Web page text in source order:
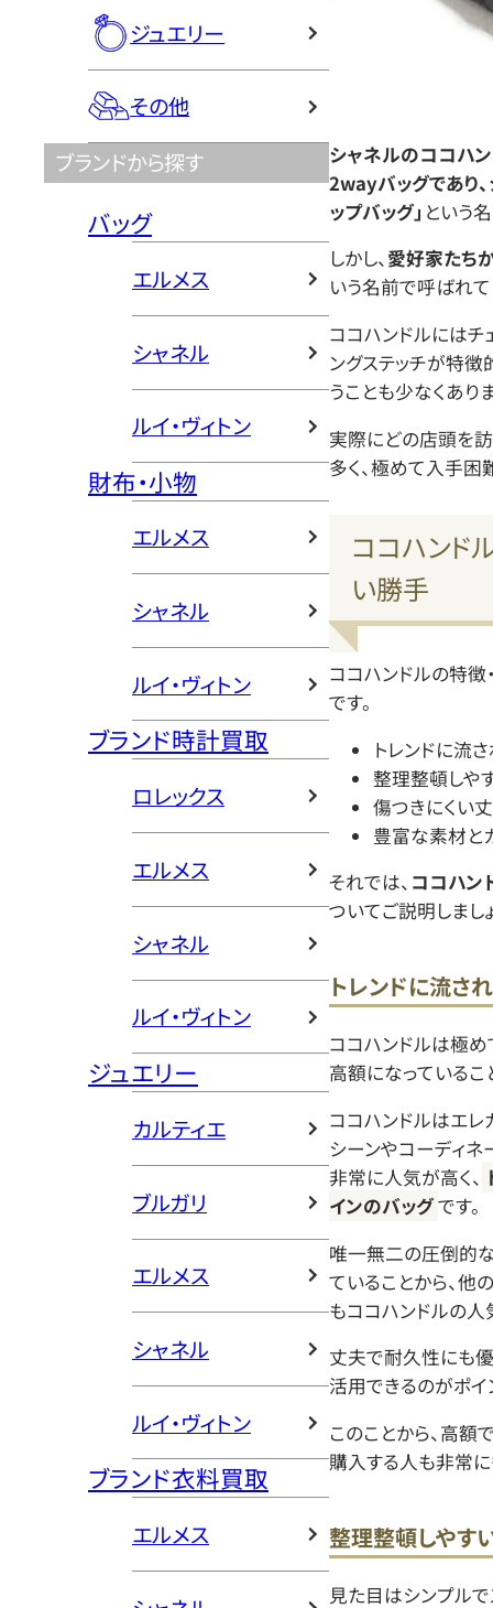
ジュエリー
その他
ブランドから探す
バッグ
エルメス
シャネル
ルイ・ヴィトン
財布・小物
エルメス
シャネル
ルイ・ヴィトン
ブランド時計買取
ロレックス
エルメス
シャネル
ルイ・ヴィトン
ジュエリー
カルティエ
ブルガリ
エルメス
シャネル
ルイ・ヴィトン
ブランド衣料買取
エルメス
シャネルのココハ
2wayバッグであり
ップバッグ」 という
しかし、愛好家たち
いう名前で呼ばれて
ココハンドルにはチ
ングステッチが特徴
うことも少なくあり
実際にどの店頭を
多く、極めて入手困
ココハンド
い勝手
ココハンドルの特徴
です。
トレンドに流
整理整頓しや
傷つきにくい
豊富な素材と
それでは、 ココハン
ついてご説明しまし
トレンドに流さ
ココハンドルは極
高額になっているこ
ココハンドルはエ
シーンやコーディネ
非常に人気が高く、
インのバッグです。
唯一無二の圧倒的
ていることから、他
もココハンドルの人
丈夫で耐久性にも
活用できるのがポイ
このことから、高額
購入する人も非常に
整理整頓しやす
見た目はシンプルで